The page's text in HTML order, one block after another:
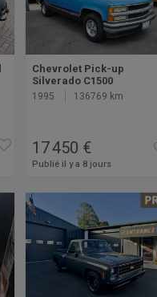
Chevrolet Pick-up
Silverado C1500
1995 136769 km
17 450 €
Publié il y a 8 jours